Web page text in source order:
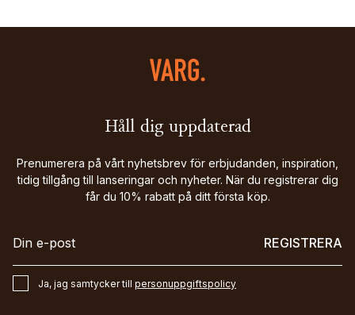
Håll dig uppdaterad
Prenumerera på vårt nyhetsbrev för erbjudanden, inspiration,
tidig tillgång till lanseringar och nyheter. När du registrerar dig
får du 10% rabatt på ditt första köp.
REGISTRERA
Ja, jag samtycker till personuppgiftspolicy